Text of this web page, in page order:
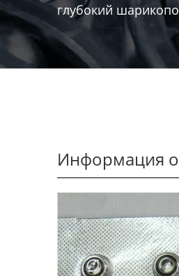
глубокий
Информация